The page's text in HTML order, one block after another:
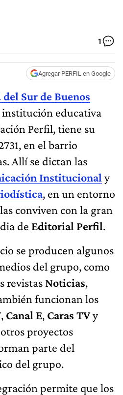
1
Agregar PERFIL en Google
Sur de Buenos
institución educativa
Perfil, tiene su
en el barrio
Allí se dictan las
Institucional y
, en un entorno
conviven con la gran
de Editorial Perfil.
se producen algunos
del grupo, como
revistas Noticias,
funcionan los
, Canal E, Caras TVy
proyectos
parte del
del grupo.
permite que los